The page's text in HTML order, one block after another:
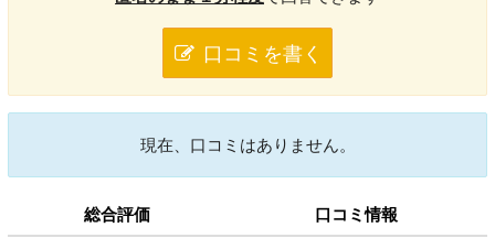
口コミを書く
現在、口コミはありません。
総合評価 口コミ情報